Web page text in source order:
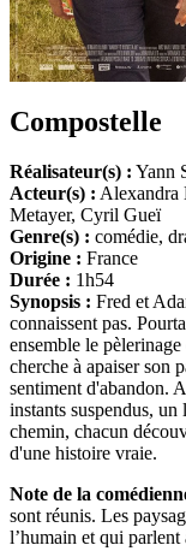
Compostelle
Réalisateur(s) : Yann
Acteur(s) : Alexandra
Metayer, Cyril Gueï
Genre(s) : comédie,
Origine : France
Durée : 1h54
Synopsis : Fred et
connaissent pas.
ensemble le
cherche à apaiser son
sentiment d'abandon.
instants suspendus,
chemin, chacun
d'une histoire vraie.
Note de la
sont réunis. Les
l’humain et qui parlent